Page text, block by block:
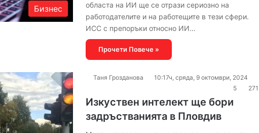
Бизнес
областа на ИИ ще се отрази сериозно на
работодателите и на работещите в тези сфери.
ИСС с препоръки относно ИИ…
Прочети Повече »
Таня Грозданова
10:17ч, сряда, 9 октомври, 2024
5
271
Изкуствен интелект ще бори
задръстванията в Пловдив